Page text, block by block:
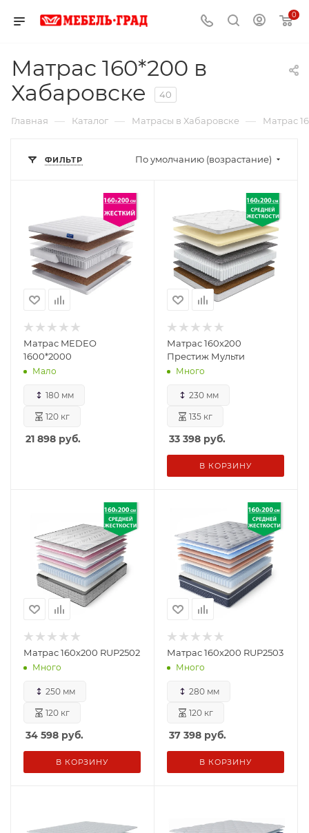
0
Матрас 160*200 в
Хабаровске
40
Главная — Каталог — Матрасы в Хабаровске — Матрас
ФИЛЬТР По умолчанию (возрастание)
Матрас MEDEO
1600*2000
Мало
180 мм
120 кг
21 898 руб.
Матрас 160х200
Престиж Мульти
Много
230 мм
135 кг
33 398 руб.
В КОРЗИНУ
Матрас 160х200 RUP2502
Много
250 мм
120 кг
34 598 руб.
В КОРЗИНУ
Матрас 160х200 RUP2503
Много
280 мм
120 кг
37 398 руб.
В КОРЗИНУ